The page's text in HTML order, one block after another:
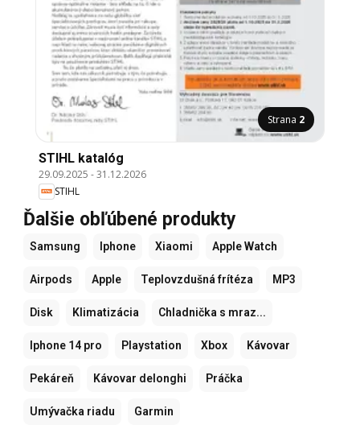
Strana 2
STIHL katalóg
29.09.2025 -31.12.2026
STIHL
Ďalšie obľúbené produkty
Samsung Iphone Xiaomi Apple Watch
Airpods Apple Teplovzdušná frítéza MP3
Disk Klimatizácia Chladnička s mraz...
Iphone 14 pro Playstation Xbox Kávovar
Pekáreň Kávovar delonghi Práčka
Umývačka riadu Garmin